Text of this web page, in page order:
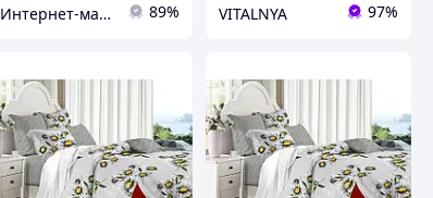
Интернет-магазин "ЮСОН" 89% VITALNYA 97%